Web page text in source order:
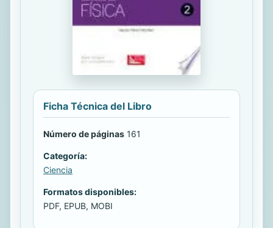
Ficha Técnica del Libro
Número de páginas 161
Categoría:
Ciencia
Formatos disponibles:
PDF, EPUB, MOBI